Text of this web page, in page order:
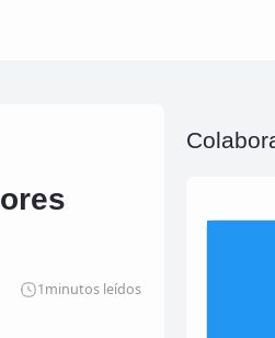
1minutos leídos